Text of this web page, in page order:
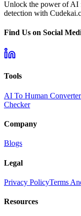
Unlock the power of AI
detection with
Find Us on Social
Tools
AI To Human Converter
Checker
Company
Blogs
Legal
Privacy PolicyTerms
Resources